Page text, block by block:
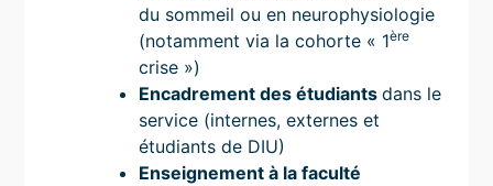
du sommeil ou en neurophysiologie
(notamment via la cohorte « 1ère
crise »)
Encadrement des étudiantsdans le
service (internes, externes et
étudiants de DIU)
Enseignement à la faculté